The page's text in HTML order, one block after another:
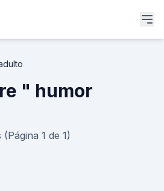
" humor
1 de 1)